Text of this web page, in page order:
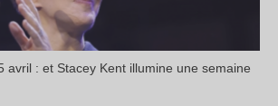
avril : et Stacey Kent illumine une semaine